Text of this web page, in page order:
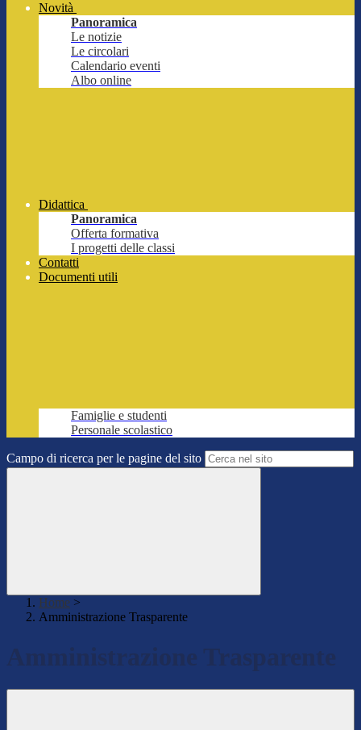
Novità
Panoramica
Le notizie
Le circolari
Calendario eventi
Albo online
Didattica
Panoramica
Offerta formativa
I progetti delle classi
Contatti
Documenti utili
Famiglie e studenti
Personale scolastico
Campo di ricerca per le pagine del sito
Home >
Amministrazione Trasparente
Amministrazione Trasparente